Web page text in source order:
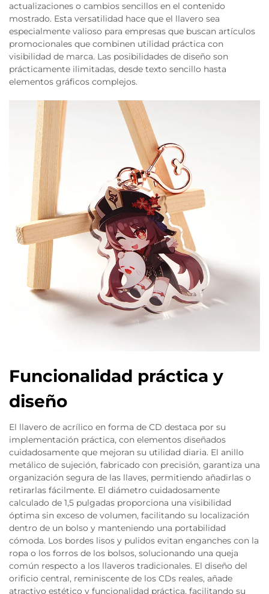
actualizaciones o cambios sencillos en el contenido
mostrado. Esta versatilidad hace que el llavero sea
especialmente valioso para empresas que buscan artículos
promocionales que combinen utilidad práctica con
visibilidad de marca. Las posibilidades de diseño son
prácticamente ilimitadas, desde texto sencillo hasta
elementos gráficos complejos.
Funcionalidad práctica y
diseño
El llavero de acrílico en forma de CD destaca por su
implementación práctica, con elementos diseñados
cuidadosamente que mejoran su utilidad diaria. El anillo
metálico de sujeción, fabricado con precisión, garantiza una
organización segura de las llaves, permitiendo añadirlas o
retirarlas fácilmente. El diámetro cuidadosamente
calculado de 1,5 pulgadas proporciona una visibilidad
óptima sin exceso de volumen, facilitando su localización
dentro de un bolso y manteniendo una portabilidad
cómoda. Los bordes lisos y pulidos evitan enganches con la
ropa o los forros de los bolsos, solucionando una queja
común respecto a los llaveros tradicionales. El diseño del
orificio central, reminiscente de los CDs reales, añade
atractivo estético y funcionalidad práctica, facilitando su